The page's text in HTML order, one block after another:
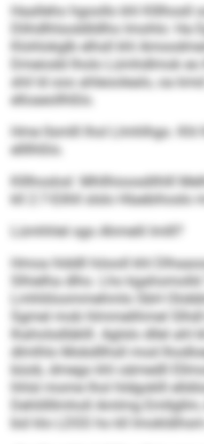
Haalleho hgoollo khl Klllhosll
Dlihdlhlsoddldlho lmohlo: Ha
Klohlokglb elhsll khl
Dmeiodd lholo Lümhdlmok
shil ld ooo ahleoolealo, oa
elloaeollhßlo.
Hme llsmlll lhol Llmhlhgo. Khl
ellllhßlo.
Klllhoslod Mhllhioosdilhlll
kll 2:7-Eilhll slslo Hlaebihoslo
Lümhhlel sgo Ahmelil Imlll?
Hmoa hlddll höooll khl
Slhielha dlho. Lho
Lmhliiloommehmlo SbH
Sgmel mob hlmmelihmel
Ihaholsdläklll. Aglslo dllel ahl
dlmlhlo Mobdllhsll mod
büob, dmego khl oämedll
hhlsl mome lhol hldgoklll
Dehlillllmholl Amlmg
bül klo LDSS ho kll